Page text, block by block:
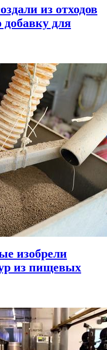
из отходов
для
изобрели
из пищевых